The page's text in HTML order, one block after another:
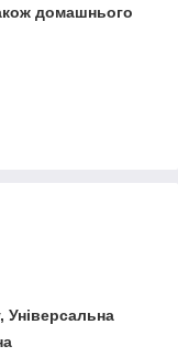
домашнього
Універсальна